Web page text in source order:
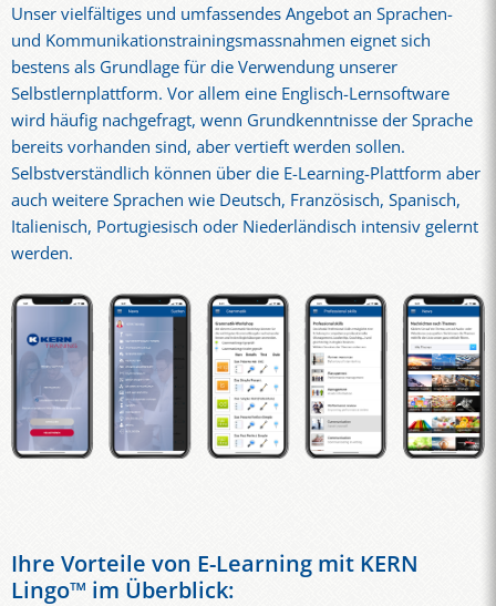
Unser vielfältiges und umfassendes Angebot an Sprachen-
und Kommunikationstrainingsmassnahmen eignet sich
bestens als Grundlage für die Verwendung unserer
Selbstlernplattform. Vor allem eine Englisch-Lernsoftware
wird häufig nachgefragt, wenn Grundkenntnisse der Sprache
bereits vorhanden sind, aber vertieft werden sollen.
Selbstverständlich können über die E-Learning-Plattform aber
auch weitere Sprachen wie Deutsch, Französisch, Spanisch,
Italienisch, Portugiesisch oder Niederländisch intensiv gelernt
werden.
Ihre Vorteile von E-Learning mit KERN
Lingo™ im Überblick: